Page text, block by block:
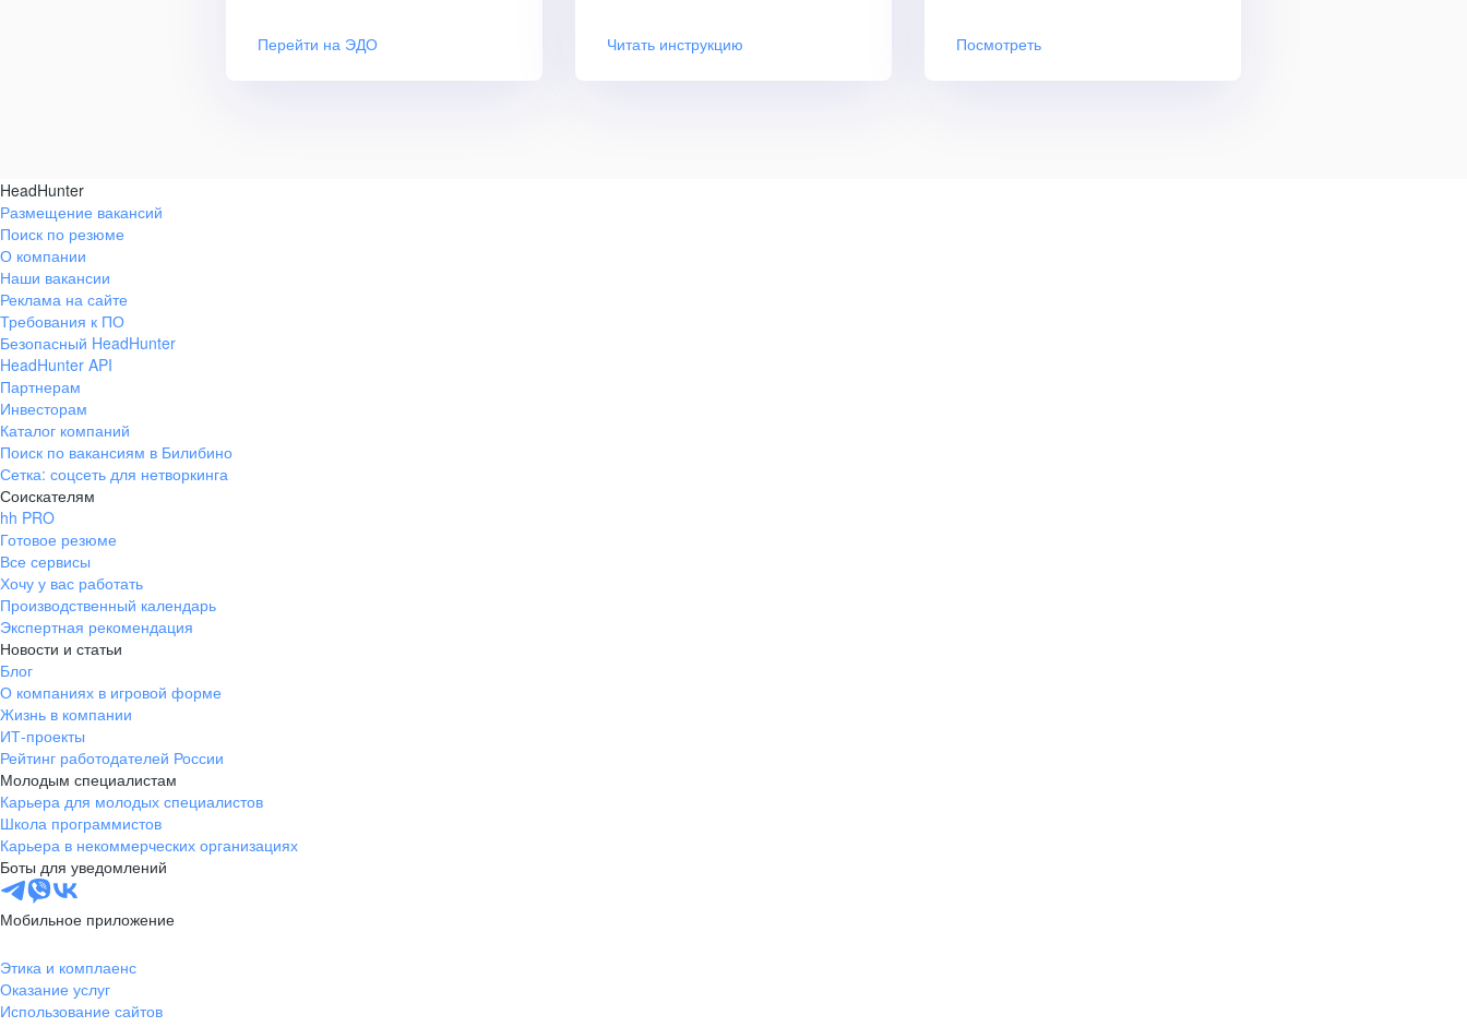
Перейти на ЭДО Читать инструкцию Посмотреть
HeadHunter
Размещение вакансий
Поиск по резюме
О компании
Наши вакансии
Реклама на сайте
Требования к ПО
Безопасный HeadHunter
HeadHunter API
Партнерам
Инвесторам
Каталог компаний
Поиск по вакансиям в Билибино
Сетка: соцсеть для нетворкинга
Соискателям
hh PRO
Готовое резюме
Все сервисы
Хочу у вас работать
Производственный календарь
Экспертная рекомендация
Новости и статьи
Блог
О компаниях в игровой форме
Жизнь в компании
ИТ-проекты
Рейтинг работодателей России
Молодым специалистам
Карьера для молодых специалистов
Школа программистов
Карьера в некоммерческих организациях
Боты для уведомлений
Мобильное приложение
Этика и комплаенс
Оказание услуг
Использование сайтов